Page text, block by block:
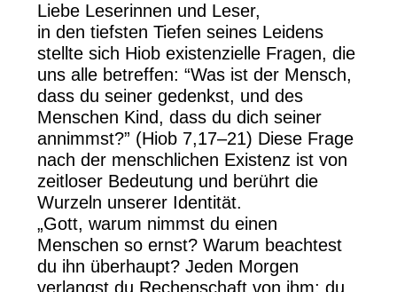
Liebe Leserinnen und Leser,
in den tiefsten Tiefen seines Leidens
stellte sich Hiob existenzielle Fragen, die
uns alle betreffen: “Was ist der Mensch,
dass du seiner gedenkst, und des
Menschen Kind, dass du dich seiner
annimmst?” (Hiob 7,17–21) Diese Frage
nach der menschlichen Existenz ist von
zeitloser Bedeutung und berührt die
Wurzeln unserer Identität.
„Gott, warum nimmst du einen
Menschen so ernst? Warum beachtest
du ihn überhaupt? Jeden Morgen
verlangst du Rechenschaft von ihm; du